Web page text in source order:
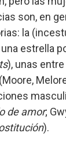
son, en
la
estrella
), unas
(Moore,
de amor;
).